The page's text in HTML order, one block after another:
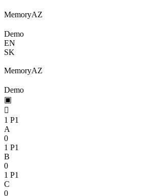
MemoryAZ
Demo
EN
SK
MemoryAZ
Demo
▣

1 P1
A
0
1 P1
B
0
1 P1
C
0